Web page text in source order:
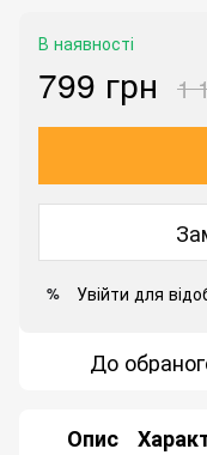
В наявності
799 грн 1
% Увійти для
До
Опис